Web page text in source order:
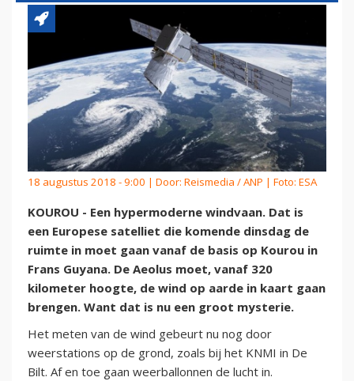
18 augustus 2018 - 9:00 | Door: Reismedia / ANP | Foto: ESA
KOUROU - Een hypermoderne windvaan. Dat is
een Europese satelliet die komende dinsdag de
ruimte in moet gaan vanaf de basis op Kourou in
Frans Guyana. De Aeolus moet, vanaf 320
kilometer hoogte, de wind op aarde in kaart gaan
brengen. Want dat is nu een groot mysterie.
Het meten van de wind gebeurt nu nog door
weerstations op de grond, zoals bij het KNMI in De
Bilt. Af en toe gaan weerballonnen de lucht in.